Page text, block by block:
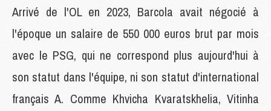
Arrivé de l'OL en 2023, Barcola avait négocié à
l'époque un salaire de 550 000 euros brut par mois
avec le PSG, qui ne correspond plus aujourd'hui à
son statut dans l'équipe, ni son statut d'international
français A. Comme Khvicha Kvaratskhelia, Vitinha